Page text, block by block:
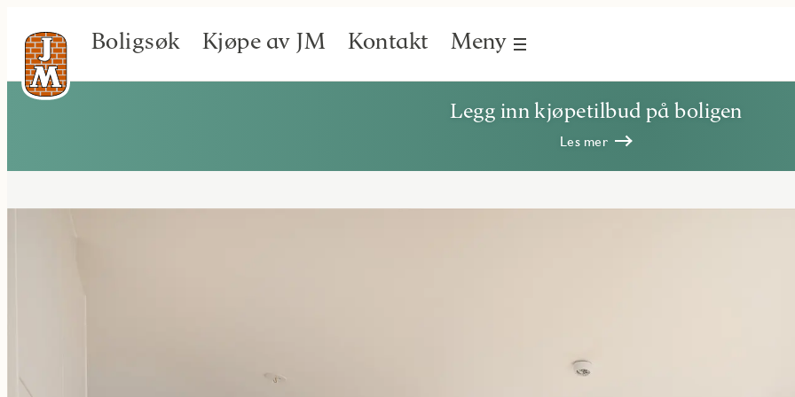
Boligsøk Kjøpe av JM Kontakt Meny
Legg inn kjøpetilbud på boligen
Les mer